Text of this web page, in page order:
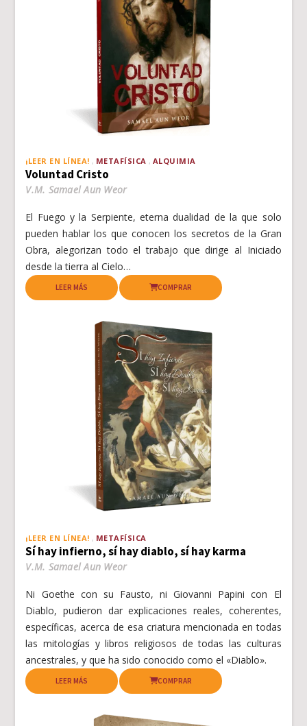
¡LEER EN LÍNEA! METAFÍSICA ALQUIMIA
Voluntad Cristo
V.M. Samael Aun Weor
El Fuego y la Serpiente, eterna dualidad de la que solo
pueden hablar los que conocen los secretos de la Gran
Obra, alegorizan todo el trabajo que dirige al Iniciado
desde la tierra al Cielo…
LEER MÁS COMPRAR
¡LEER EN LÍNEA! METAFÍSICA
Sí hay infierno, sí hay diablo, sí hay karma
V.M. Samael Aun Weor
Ni Goethe con su Fausto, ni Giovanni Papini con El
Diablo, pudieron dar explicaciones reales, coherentes,
específicas, acerca de esa criatura mencionada en todas
las mitologías y libros religiosos de todas las culturas
ancestrales, y que ha sido conocido como el «Diablo».
LEER MÁS COMPRAR